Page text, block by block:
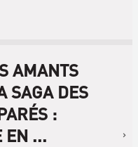
AMANTS
SAGA DES
:
EN ...